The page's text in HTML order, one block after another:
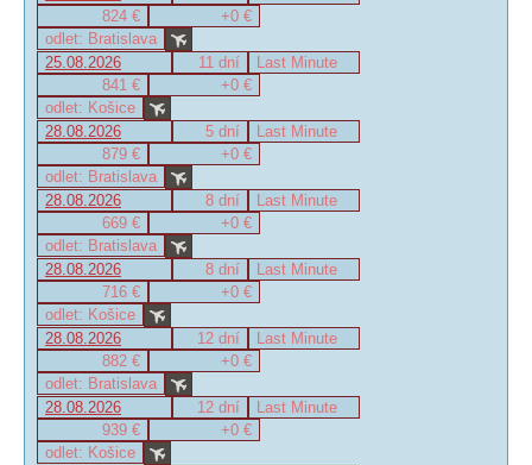
824 €
+0 €
odlet: Bratislava
25.08.2026
11 dní
Last Minute
841 €
+0 €
odlet: Košice
28.08.2026
5 dní
Last Minute
879 €
+0 €
odlet: Bratislava
28.08.2026
8 dní
Last Minute
669 €
+0 €
odlet: Bratislava
28.08.2026
8 dní
Last Minute
716 €
+0 €
odlet: Košice
28.08.2026
12 dní
Last Minute
882 €
+0 €
odlet: Bratislava
28.08.2026
12 dní
Last Minute
939 €
+0 €
odlet: Košice